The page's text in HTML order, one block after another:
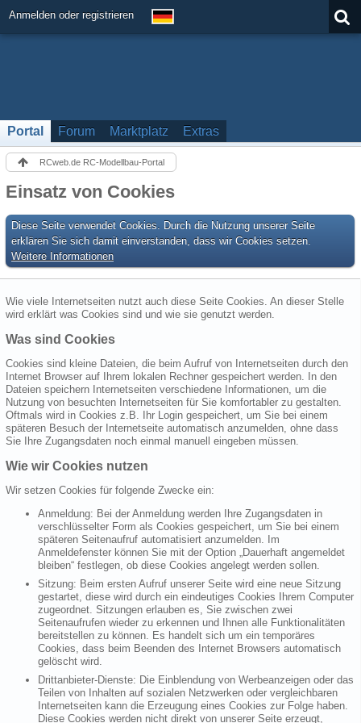
Anmelden oder registrieren
Portal Forum Marktplatz Extras
RCweb.de RC-Modellbau-Portal
Einsatz von Cookies
Diese Seite verwendet Cookies. Durch die Nutzung unserer Seite
erklären Sie sich damit einverstanden, dass wir Cookies setzen.
Weitere Informationen
Wie viele Internetseiten nutzt auch diese Seite Cookies. An dieser Stelle
wird erklärt was Cookies sind und wie sie genutzt werden.
Was sind Cookies
Cookies sind kleine Dateien, die beim Aufruf von Internetseiten durch den
Internet Browser auf Ihrem lokalen Rechner gespeichert werden. In den
Dateien speichern Internetseiten verschiedene Informationen, um die
Nutzung von besuchten Internetseiten für Sie komfortabler zu gestalten.
Oftmals wird in Cookies z.B. Ihr Login gespeichert, um Sie bei einem
späteren Besuch der Internetseite automatisch anzumelden, ohne dass
Sie Ihre Zugangsdaten noch einmal manuell eingeben müssen.
Wie wir Cookies nutzen
Wir setzen Cookies für folgende Zwecke ein:
Anmeldung: Bei der Anmeldung werden Ihre Zugangsdaten in
verschlüsselter Form als Cookies gespeichert, um Sie bei einem
späteren Seitenaufruf automatisiert anzumelden. Im
Anmeldefenster können Sie mit der Option „Dauerhaft angemeldet
bleiben“ festlegen, ob diese Cookies angelegt werden sollen.
Sitzung: Beim ersten Aufruf unserer Seite wird eine neue Sitzung
gestartet, diese wird durch ein eindeutiges Cookies Ihrem Computer
zugeordnet. Sitzungen erlauben es, Sie zwischen zwei
Seitenaufrufen wieder zu erkennen und Ihnen alle Funktionalitäten
bereitstellen zu können. Es handelt sich um ein temporäres
Cookies, dass beim Beenden des Internet Browsers automatisch
gelöscht wird.
Drittanbieter-Dienste: Die Einblendung von Werbeanzeigen oder das
Teilen von Inhalten auf sozialen Netzwerken oder vergleichbaren
Internetseiten kann die Erzeugung eines Cookies zur Folge haben.
Diese Cookies werden nicht direkt von unserer Seite erzeugt,